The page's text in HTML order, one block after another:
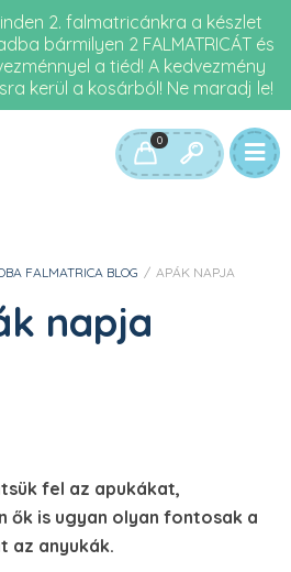
2. falmatricánkra a készlet
bármilyen 2 FALMATRICÁT és
a tiéd! A kedvezmény
kerül a kosárból! Ne maradj le!
0
FALMATRICA BLOG / APÁK NAPJA
napja
fel az apukákat,
ők is ugyan olyan fontosak a
az anyukák.